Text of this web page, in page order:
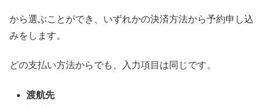
から選ぶことができ、いずれかの決済方法から予約申し込
みをします。
どの支払い方法からでも、入力項目は同じです。
渡航先